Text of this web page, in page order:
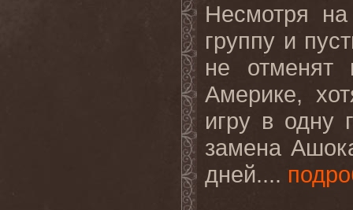
Несмотря на
группу и
не
Америке,
игру в одну
замена
дней....